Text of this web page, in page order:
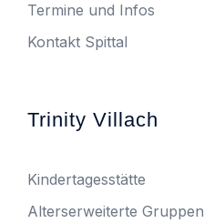
Termine und Infos
Kontakt Spittal
Trinity Villach
Kindertagesstätte
Alterserweiterte Gruppen